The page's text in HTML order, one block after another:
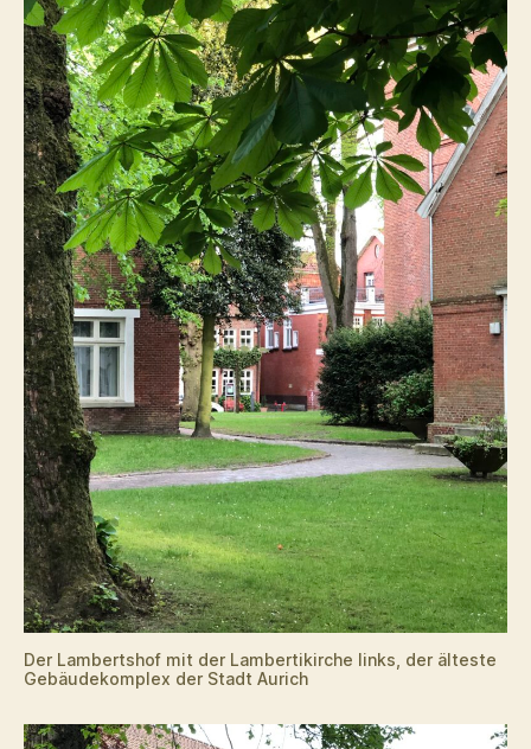
Der Lambertshof mit der Lambertikirche links, der älteste
Gebäudekomplex der Stadt Aurich